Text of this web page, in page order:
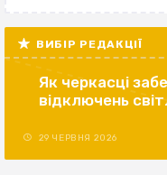
ВИБІР РЕДАКЦІЇ
Як черкасці
відключень
29 ЧЕРВНЯ 2026